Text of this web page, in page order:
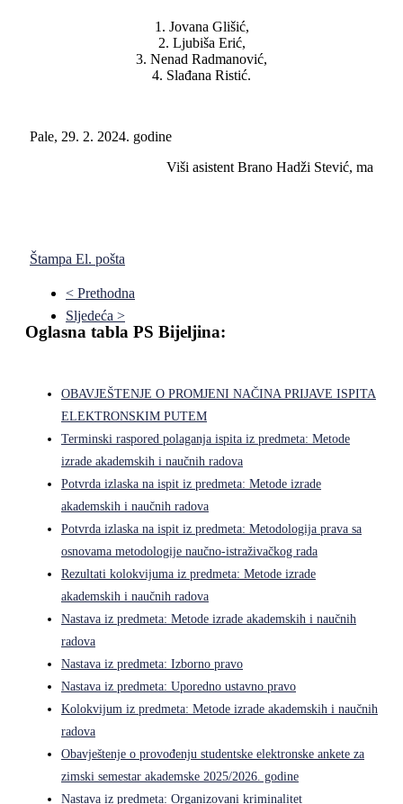
1. Jovana Glišić,
2. Ljubiša Erić,
3. Nenad Radmanović,
4. Slađana Ristić.
Pale, 29. 2. 2024. godine
Viši asistent Brano Hadži Stević, ma
Štampa El. pošta
< Prethodna
Sljedeća >
Oglasna tabla PS Bijeljina:
OBAVJEŠTENJE O PROMJENI NAČINA PRIJAVE ISPITA
ELEKTRONSKIM PUTEM
Terminski raspored polaganja ispita iz predmeta: Metode
izrade akademskih i naučnih radova
Potvrda izlaska na ispit iz predmeta: Metode izrade
akademskih i naučnih radova
Potvrda izlaska na ispit iz predmeta: Metodologija prava sa
osnovama metodologije naučno-istraživačkog rada
Rezultati kolokvijuma iz predmeta: Metode izrade
akademskih i naučnih radova
Nastava iz predmeta: Metode izrade akademskih i naučnih
radova
Nastava iz predmeta: Izborno pravo
Nastava iz predmeta: Uporedno ustavno pravo
Kolokvijum iz predmeta: Metode izrade akademskih i naučnih
radova
Obavještenje o provođenju studentske elektronske ankete za
zimski semestar akademske 2025/2026. godine
Nastava iz predmeta: Organizovani kriminalitet